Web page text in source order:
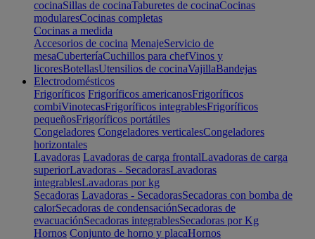
cocinaSillas de cocinaTaburetes de cocinaCocinas
modularesCocinas completas
Cocinas a medida
Accesorios de cocina MenajeServicio de
mesaCuberteríaCuchillos para chefVinos y
licoresBotellasUtensilios de cocinaVajillaBandejas
Electrodomésticos
Frigoríficos Frigoríficos americanosFrigoríficos
combiVinotecasFrigoríficos integrablesFrigoríficos
pequeñosFrigoríficos portátiles
Congeladores Congeladores verticalesCongeladores
horizontales
Lavadoras Lavadoras de carga frontalLavadoras de carga
superiorLavadoras - SecadorasLavadoras
integrablesLavadoras por kg
Secadoras Lavadoras - SecadorasSecadoras con bomba de
calorSecadoras de condensaciónSecadoras de
evacuaciónSecadoras integrablesSecadoras por Kg
Hornos Conjunto de horno y placaHornos